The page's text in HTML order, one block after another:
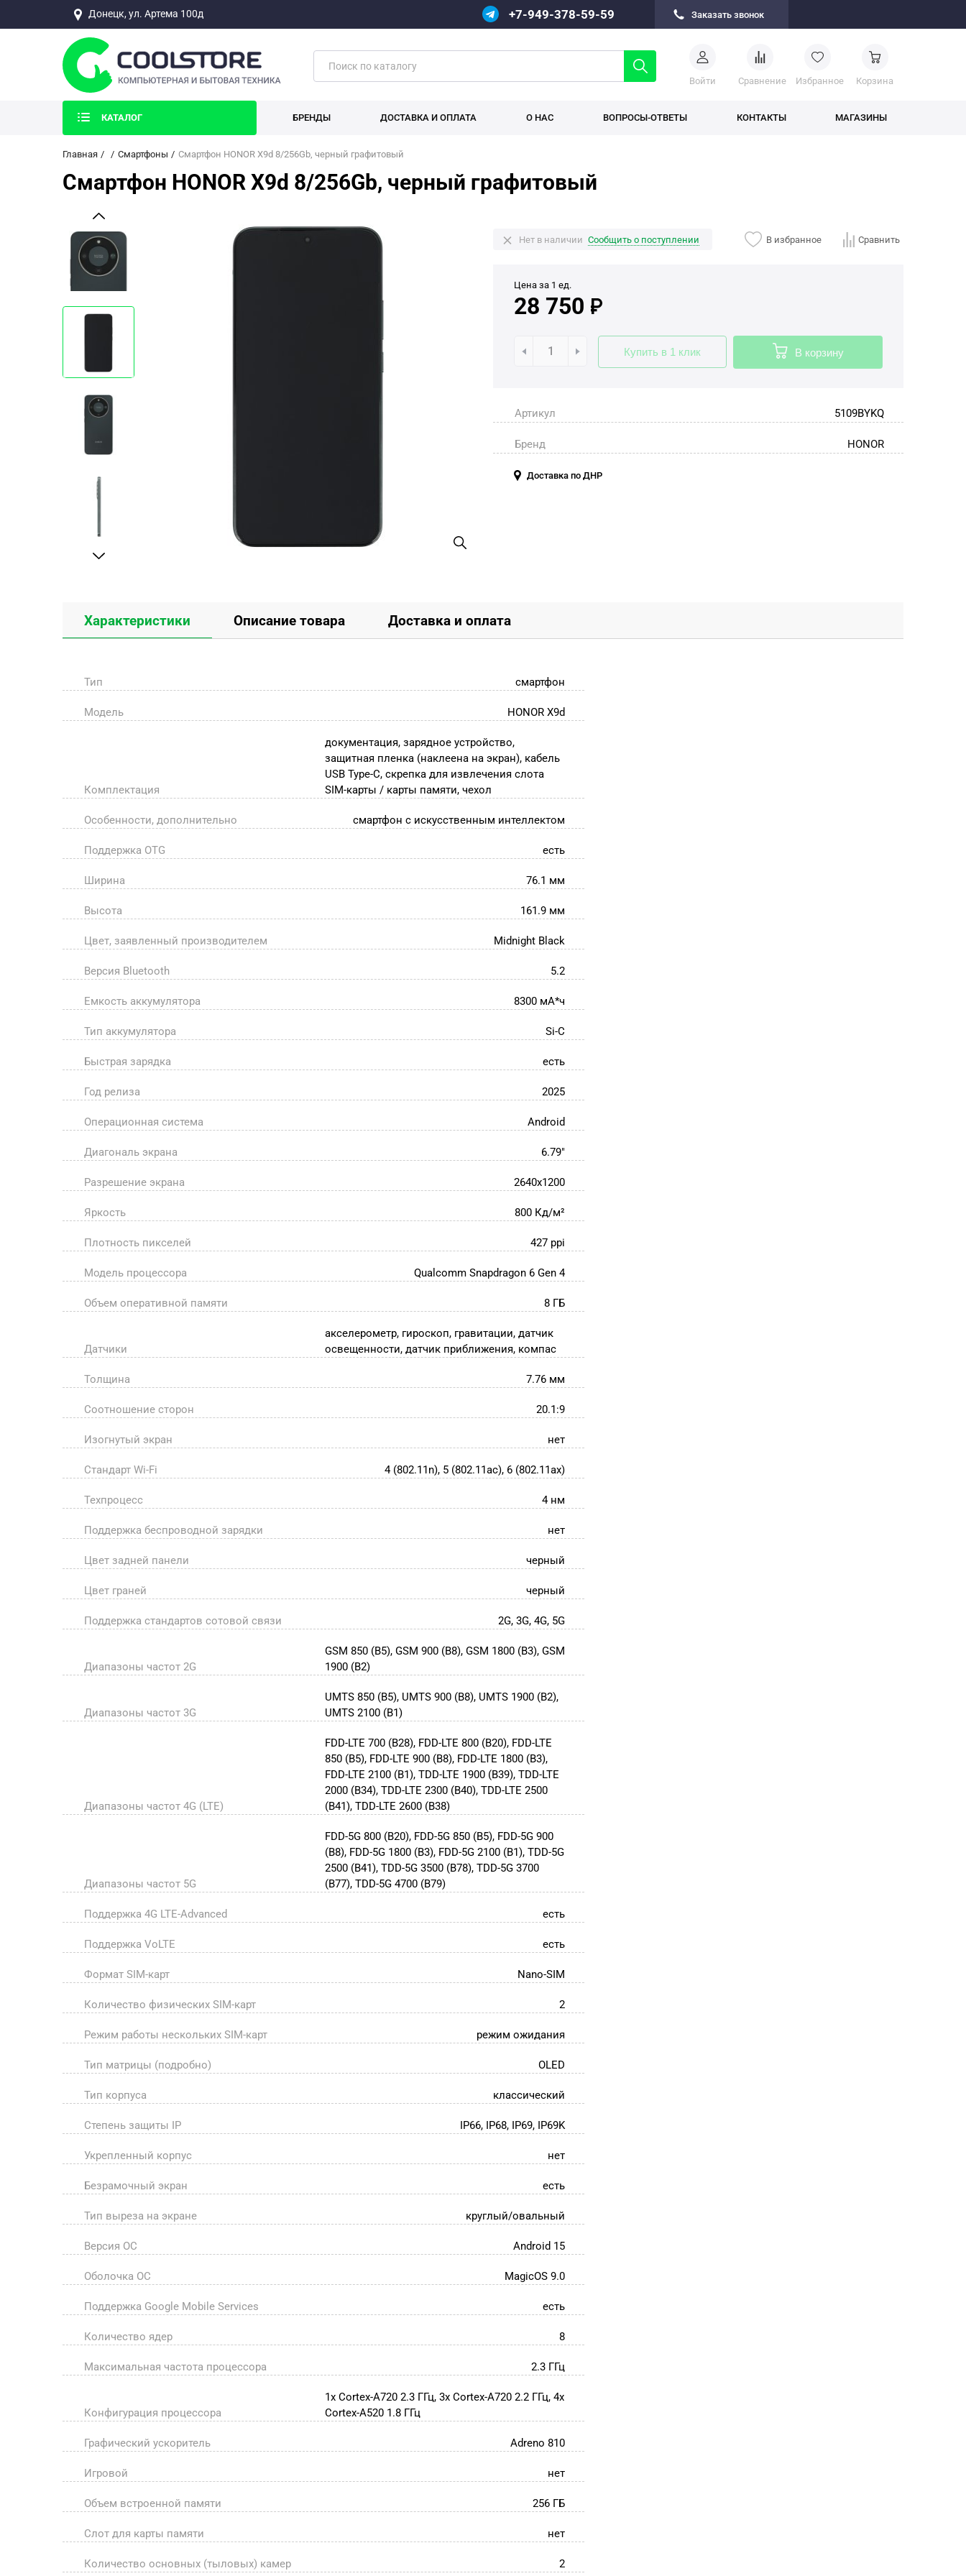
Донецк, ул. Артема 100д +7-949-378-59-59 Заказать звонок
Войти Cравнение Избранное Корзина
КАТАЛОГ БРЕНДЫ ДОСТАВКА И ОПЛАТА О НАС ВОПРОСЫ-ОТВЕТЫ КОНТАКТЫ МАГАЗИНЫ
Главная Смартфоны Смартфон HONOR X9d 8/256Gb, черный графитовый
Смартфон HONOR X9d 8/256Gb, черный графитовый
Нет в наличии Сообщить о поступлении В избранное Сравнить
Цена за 1 ед.
28 750
Купить в 1 клик В корзину
Артикул 5109BYKQ
Бренд HONOR
Доставка по ДНР
Характеристики Описание товара Доставка и оплата
Тип смартфон
Модель HONOR X9d
Комплектация
документация, зарядное устройство,
защитная пленка (наклеена на экран), кабель
USB Type-C, скрепка для извлечения слота
SIM-карты / карты памяти, чехол
Особенности, дополнительно смартфон с искусственным интеллектом
Поддержка OTG есть
Ширина 76.1 мм
Высота 161.9 мм
Цвет, заявленный производителем Midnight Black
Версия Bluetooth 5.2
Емкость аккумулятора 8300 мА*ч
Тип аккумулятора Si-C
Быстрая зарядка есть
Год релиза 2025
Операционная система Android
Диагональ экрана 6.79"
Разрешение экрана 2640x1200
Яркость 800 Кд/м²
Плотность пикселей 427 ppi
Модель процессора Qualcomm Snapdragon 6 Gen 4
Объем оперативной памяти 8 ГБ
Датчики
акселерометр, гироскоп, гравитации, датчик
освещенности, датчик приближения, компас
Толщина 7.76 мм
Соотношение сторон 20.1:9
Изогнутый экран нет
Стандарт Wi-Fi 4 (802.11n), 5 (802.11ac), 6 (802.11ax)
Техпроцесс 4 нм
Поддержка беспроводной зарядки нет
Цвет задней панели черный
Цвет граней черный
Поддержка стандартов сотовой связи 2G, 3G, 4G, 5G
Диапазоны частот 2G
GSM 850 (B5), GSM 900 (B8), GSM 1800 (B3), GSM
1900 (B2)
Диапазоны частот 3G
UMTS 850 (B5), UMTS 900 (B8), UMTS 1900 (B2),
UMTS 2100 (B1)
Диапазоны частот 4G (LTE)
FDD-LTE 700 (B28), FDD-LTE 800 (B20), FDD-LTE
850 (B5), FDD-LTE 900 (B8), FDD-LTE 1800 (B3),
FDD-LTE 2100 (B1), TDD-LTE 1900 (B39), TDD-LTE
2000 (B34), TDD-LTE 2300 (B40), TDD-LTE 2500
(B41), TDD-LTE 2600 (B38)
Диапазоны частот 5G
FDD-5G 800 (B20), FDD-5G 850 (B5), FDD-5G 900
(B8), FDD-5G 1800 (B3), FDD-5G 2100 (B1), TDD-5G
2500 (B41), TDD-5G 3500 (B78), TDD-5G 3700
(B77), TDD-5G 4700 (B79)
Поддержка 4G LTE-Advanced есть
Поддержка VoLTE есть
Формат SIM-карт Nano-SIM
Количество физических SIM-карт 2
Режим работы нескольких SIM-карт режим ожидания
Тип матрицы (подробно) OLED
Тип корпуса классический
Степень защиты IP IP66, IP68, IP69, IP69K
Укрепленный корпус нет
Безрамочный экран есть
Тип выреза на экране круглый/овальный
Версия ОС Android 15
Оболочка ОС MagicOS 9.0
Поддержка Google Mobile Services есть
Количество ядер 8
Максимальная частота процессора 2.3 ГГц
Конфигурация процессора
1x Cortex-A720 2.3 ГГц, 3x Cortex-A720 2.2 ГГц, 4x
Cortex-A520 1.8 ГГц
Графический ускоритель Adreno 810
Игровой нет
Объем встроенной памяти 256 ГБ
Слот для карты памяти нет
Количество основных (тыловых) камер 2